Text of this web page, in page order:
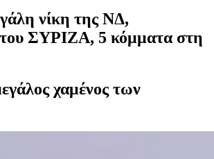
νίκη της ΝΔ,
ΣΥΡΙΖΑ, 5 κόμματα στη
χαμένος των